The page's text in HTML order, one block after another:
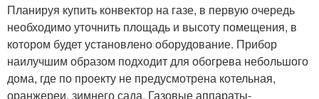
Планируя купить конвектор на газе, в первую очередь
необходимо уточнить площадь и высоту помещения, в
котором будет установлено оборудование. Прибор
наилучшим образом подходит для обогрева небольшого
дома, где по проекту не предусмотрена котельная,
оранжереи, зимнего сада. Газовые аппараты-